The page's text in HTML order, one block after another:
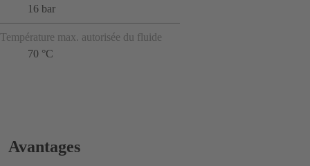
16 bar
Température max. autorisée du fluide
70 °C
Avantages